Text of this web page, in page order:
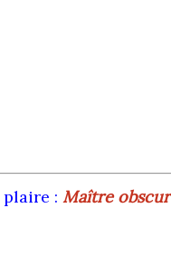
: Maître obscur